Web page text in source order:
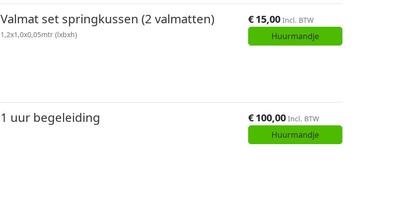
€15,00 Incl. BTW
Huurmandje
Valmat set springkussen (2 valmatten)
1,2x1,0x0,05mtr (lxbxh)
€100,00 Incl. BTW
Huurmandje
1 uur begeleiding